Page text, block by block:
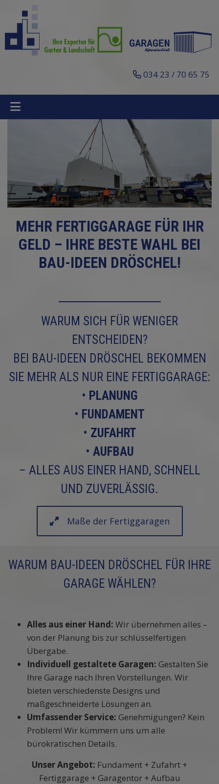
034 23 / 70 65 75
MEHR FERTIGGARAGE FÜR IHR
GELD – IHRE BESTE WAHL BEI
BAU-IDEEN DRÖSCHEL!
WARUM SICH FÜR WENIGER
ENTSCHEIDEN?
BEI BAU-IDEEN DRÖSCHEL BEKOMMEN
SIE MEHR ALS NUR EINE FERTIGGARAGE:
• PLANUNG
• FUNDAMENT
• ZUFAHRT
• AUFBAU
– ALLES AUS EINER HAND, SCHNELL
UND ZUVERLÄSSIG.
Maße der Fertiggaragen
WARUM BAU-IDEEN DRÖSCHEL FÜR IHRE
GARAGE WÄHLEN?
Alles aus einer Hand: Wir übernehmen alles –
von der Planung bis zur schlüsselfertigen
Übergabe.
Individuell gestaltete Garagen: Gestalten Sie
Ihre Garage nach Ihren Vorstellungen. Wir
bieten verschiedenste Designs und
maßgeschneiderte Lösungen an.
Umfassender Service: Genehmigungen? Kein
Problem! Wir kümmern uns um alle
bürokratischen Details.
Unser Angebot: Fundament + Zufahrt +
Fertiggarage + Garagentor + Aufbau